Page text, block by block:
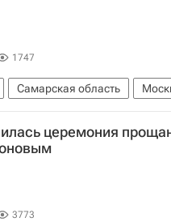
1747
Самарская область
Владимир Вдовиченков
церемония
3773